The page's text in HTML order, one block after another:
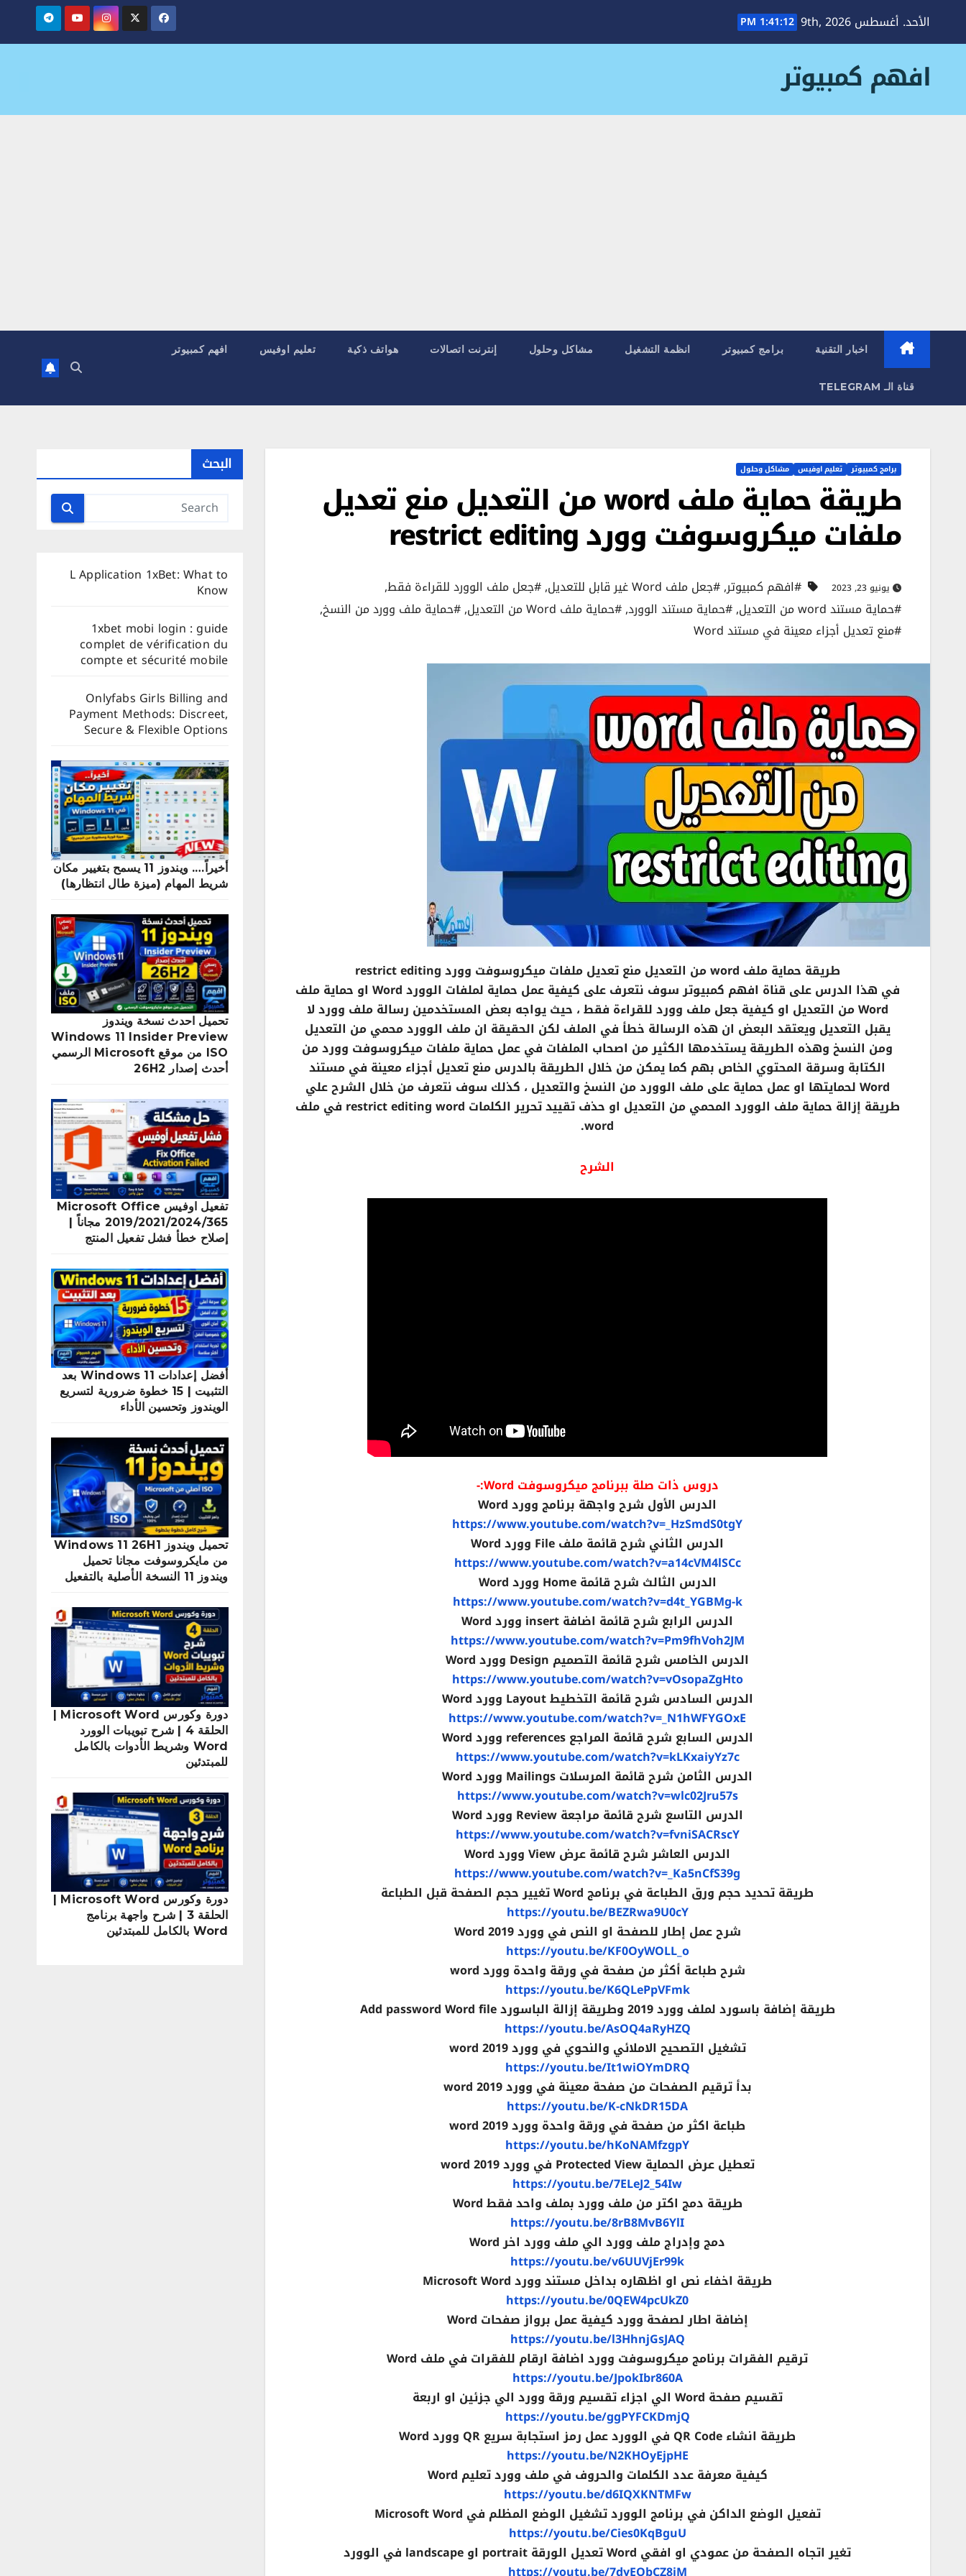
الأحد. أغسطس 9th, 2026 1:41:13 PM
افهم كمبيوتر
اخبار التقنية برامج كمبيوتر انظمة التشغيل مشاكل وحلول إنترنت اتصالات هواتف ذكية تعليم اوفيس افهم كمبيوتر
قناة الـ TELEGRAM
برامج كمبيوتر تعليم اوفيس مشاكل وحلول
طريقة حماية ملف word من التعديل منع تعديل
ملفات ميكروسوفت وورد restrict editing
يونيو 23, 2023 #افهم كمبيوتر,#جعل ملف Word غير قابل للتعديل ,#جعل ملف الوورد للقراءة فقط,
#حماية مستند word من التعديل
,#حماية مستند الوورد,#حماية ملف Word من التعديل ,#حماية ملف وورد من النسخ,
#منع تعديل أجزاء معينة في مستند Word
طريقة حماية ملف word من التعديل منع تعديل ملفات ميكروسوفت وورد restrict editing
في هذا الدرس على قناة افهم كمبيوتر سوف نتعرف على كيفية عمل حماية لملفات الوورد Word او حماية ملف
Word من التعديل او كيفية جعل ملف وورد للقراءة فقط ، حيث يواجه بعض المستخدمين رسالة ملف وورد لا
يقبل التعديل ويعتقد البعض ان هذه الرسالة خطأ في الملف لكن الحقيقة ان ملف الوورد محمي من التعديل
ومن النسخ وهذه الطريقة يستخدمها الكثير من اصحاب الملفات في عمل حماية ملفات ميكروسوفت وورد من
الكتابة وسرقة المحتوي الخاص بهم كما يمكن من خلال الطريقة بالدرس منع تعديل أجزاء معينة في مستند
Word لحمايتها او عمل حماية على ملف الوورد من النسخ والتعديل ، كذلك سوف نتعرف من خلال الشرح علي
طريقة إزالة حماية ملف الوورد المحمي من التعديل او حذف تقييد تحرير الكلمات restrict editing word في ملف
word.
الشرح
دروس ذات صلة ببرنامج ميكروسوفت Word:-
الدرس الأول شرح واجهة برنامج وورد Word
https://www.youtube.com/watch?v=_HzSmdS0tgY
الدرس الثاني شرح قائمة ملف File وورد Word
https://www.youtube.com/watch?v=a14cVM4lSCc
الدرس الثالث شرح قائمة Home وورد Word
https://www.youtube.com/watch?v=d4t_YGBMg-k
الدرس الرابع شرح قائمة اضافة insert وورد Word
https://www.youtube.com/watch?v=Pm9fhVoh2JM
الدرس الخامس شرح قائمة التصميم Design وورد Word
https://www.youtube.com/watch?v=vOsopaZgHto
الدرس السادس شرح قائمة التخطيط Layout وورد Word
https://www.youtube.com/watch?v=_N1hWFYGOxE
الدرس السابع شرح قائمة المراجع references وورد Word
https://www.youtube.com/watch?v=kLKxaiyYz7c
الدرس الثامن شرح قائمة المرسلات Mailings وورد Word
https://www.youtube.com/watch?v=wlc02Jru57s
الدرس التاسع شرح قائمة مراجعة Review وورد Word
https://www.youtube.com/watch?v=fvniSACRscY
الدرس العاشر شرح قائمة عرض View وورد Word
https://www.youtube.com/watch?v=_Ka5nCfS39g
طريقة تحديد حجم ورق الطباعة في برنامج Word تغيير حجم الصفحة قبل الطباعة
https://youtu.be/BEZRwa9U0cY
شرح عمل إطار للصفحة او النص في وورد 2019 Word
https://youtu.be/KF0OyWOLL_o
شرح طباعة أكثر من صفحة في ورقة واحدة وورد word
https://youtu.be/K6QLePpVFmk
طريقة إضافة باسورد لملف وورد 2019 وطريقة إزالة الباسورد Add password Word file
https://youtu.be/AsOQ4aRyHZQ
تشغيل التصحيح الاملائي والنحوي في وورد 2019 word
https://youtu.be/It1wiOYmDRQ
بدأ ترقيم الصفحات من صفحة معينة في وورد 2019 word
https://youtu.be/K-cNkDR15DA
طباعة اكثر من صفحة في ورقة واحدة وورد 2019 word
https://youtu.be/hKoNAMfzgpY
تعطيل عرض الحماية Protected View في وورد 2019 word
https://youtu.be/7ELeJ2_54Iw
طريقة دمج اكتر من ملف وورد بملف واحد فقط Word
https://youtu.be/8rB8MvB6YlI
دمج وإدراج ملف وورد الي ملف وورد اخر Word
https://youtu.be/v6UUVjEr99k
طريقة اخفاء نص او اظهاره بداخل مستند وورد Microsoft Word
https://youtu.be/0QEW4pcUkZ0
إضافة اطار لصفحة وورد كيفية عمل برواز صفحات Word
https://youtu.be/l3HhnjGsJAQ
ترقيم الفقرات برنامج ميكروسوفت وورد اضافة ارقام للفقرات في ملف Word
https://youtu.be/JpokIbr860A
تقسيم صفحة Word الي اجزاء تقسيم ورقة وورد الي جزئين او اربعة
https://youtu.be/ggPYFCKDmjQ
طريقة انشاء QR Code في الوورد عمل رمز استجابة سريع QR وورد Word
https://youtu.be/N2KHOyEjpHE
كيفية معرفة عدد الكلمات والحروف في ملف وورد تعليم Word
https://youtu.be/d6IQXKNTMFw
تفعيل الوضع الداكن في برنامج الوورد تشغيل الوضع المظلم في Microsoft Word
https://youtu.be/Cies0KqBguU
تغير اتجاه الصفحة من عمودي او افقي Word تعديل الورقة portrait او landscape في الوورد
البحث
L Application 1xBet: What to
Know
1xbet mobi login : guide
complet de vérification du
compte et sécurité mobile
Onlyfabs Girls Billing and
Payment Methods: Discreet,
Secure & Flexible Options
أخيراً…. ويندوز 11 يسمح بتغيير مكان
شريط المهام (ميزة طال انتظارها)
تحميل احدث نسخة ويندوز
Windows 11 Insider Preview
ISO من موقع Microsoft الرسمي
أحدث إصدار 26H2
تفعيل اوفيس Microsoft Office
2019/2021/2024/365 مجاناً |
إصلاح خطأ فشل تفعيل المنتج
أفضل إعدادات Windows 11 بعد
التثبيت | 15 خطوة ضرورية لتسريع
الويندوز وتحسين الأداء
تحميل ويندوز Windows 11 26H1
من مايكروسوفت مجانا تحميل
ويندوز 11 النسخة الأصلية بالتفعيل
دورة وكورس Microsoft Word |
الحلقة 4 | شرح تبويبات الوورد
Word وشريط الأدوات بالكامل
للمبتدئين
الحلقة 3 | شرح واجهة برنامج
Word بالكامل للمبتدئين